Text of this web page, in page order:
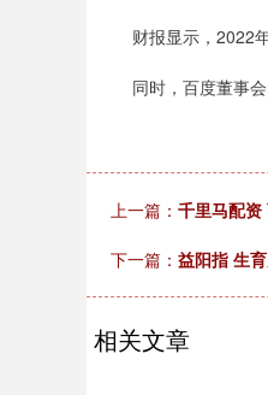
财报显示，2022
同时，百度董事
上一篇： 千里马配资
下一篇： 益阳指 生
相关文章
深证成